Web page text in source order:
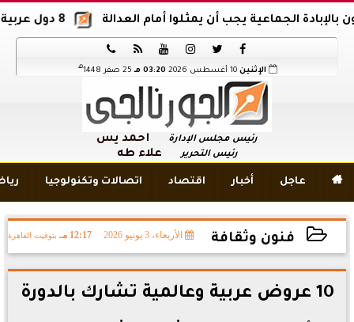
8 دول عربية وإسلامية تدين اقتحام المسجد الأقصى الجماعية يجب أن يمثلوا أمام العدالة






الإثنين 10 أغسطس 2026 03:20 مـ 25 صفر 1448 هـ
رئيس مجلس الإدارة أحمد يس
رئيس التحرير علاء طه
 عاجل أخبار اقتصاد اتصالات وتكنولوجيا
فنون وثقافة الأربعاء، 3 يونيو 2026 12:17 مـ بتوقيت القاهرة
2026-06-03 12:17:59
10 عروض عربية وعالمية تشارك بالدورة